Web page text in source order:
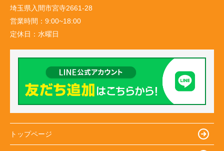
埼玉県入間市宮寺2661-28
営業時間： 9:00~18:00
定休日： 水曜日
トップページ